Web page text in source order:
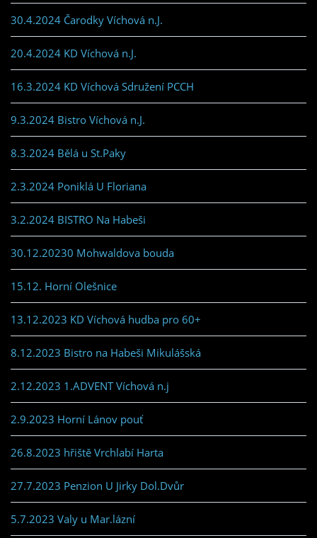
30.4.2024 Čarodky Víchová n.J.
20.4.2024 KD Víchová n.J.
16.3.2024 KD Víchová Sdružení PCCH
9.3.2024 Bistro Víchová n.J.
8.3.2024 Bělá u St.Paky
2.3.2024 Poniklá U Floriana
3.2.2024 BISTRO Na Habeši
30.12.20230 Mohwaldova bouda
15.12. Horní Olešnice
13.12.2023 KD Víchová hudba pro 60+
8.12.2023 Bistro na Habeši Mikulášská
2.12.2023 1.ADVENT Víchová n.j
2.9.2023 Horní Lánov pouť
26.8.2023 hřiště Vrchlabí Harta
27.7.2023 Penzion U Jirky Dol.Dvůr
5.7.2023 Valy u Mar.lázní